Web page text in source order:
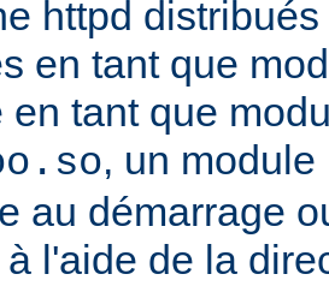
httpd
en tant que
en tant que
, un
au démarrage
à l'aide de la